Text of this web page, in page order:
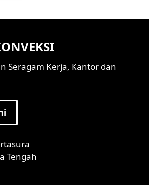
Seragam Kerja, Kantor dan
Tengah